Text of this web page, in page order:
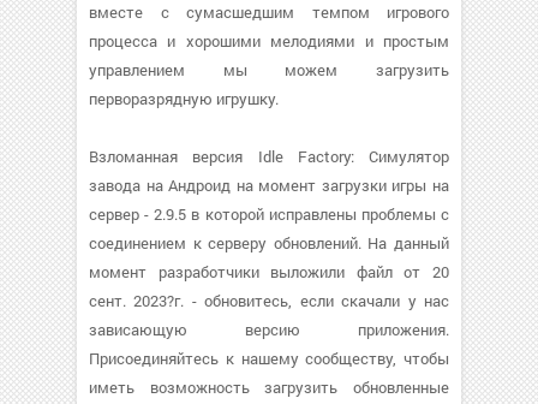
вместе с сумасшедшим темпом игрового
процесса и хорошими мелодиями и простым
управлением мы можем загрузить
перворазрядную игрушку.
Взломанная версия Idle Factory: Симулятор
завода на Андроид на момент загрузки игры на
сервер - 2.9.5 в которой исправлены проблемы с
соединением к серверу обновлений. На данный
момент разработчики выложили файл от 20
сент. 2023?г. - обновитесь, если скачали у нас
зависающую версию приложения.
Присоединяйтесь к нашему сообществу, чтобы
иметь возможность загрузить обновленные